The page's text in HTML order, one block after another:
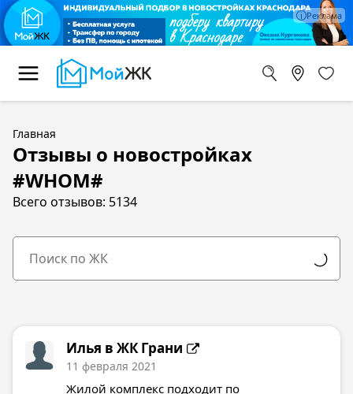
Главная
Отзывы о новостройках
#WHOM#
Всего отзывов: 5134
Илья в ЖК Грани
11 февраля 2021
Жилой комплекс подходит по